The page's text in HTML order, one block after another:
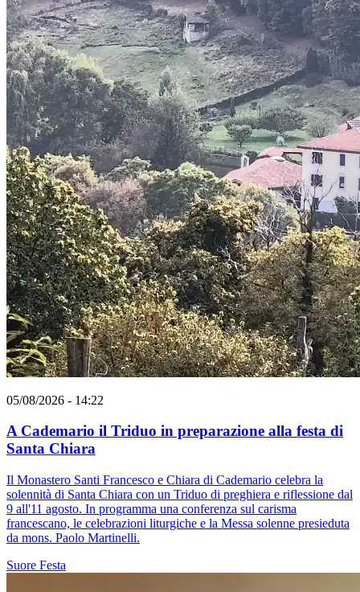
05/08/2026 - 14:22
A Cademario il Triduo in preparazione alla festa di
Santa Chiara
Il Monastero Santi Francesco e Chiara di Cademario celebra la
solennità di Santa Chiara con un Triduo di preghiera e riflessione dal
9 all'11 agosto. In programma una conferenza sul carisma
francescano, le celebrazioni liturgiche e la Messa solenne presieduta
da mons. Paolo Martinelli.
Suore Festa